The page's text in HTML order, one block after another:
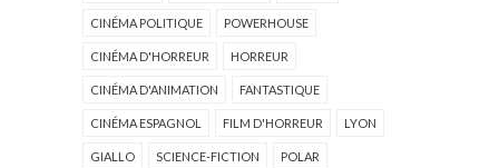
CINÉMA POLITIQUE POWERHOUSE
CINÉMA D'HORREUR HORREUR
CINÉMA D'ANIMATION FANTASTIQUE
CINÉMA ESPAGNOL FILM D'HORREUR LYON
GIALLO SCIENCE-FICTION POLAR